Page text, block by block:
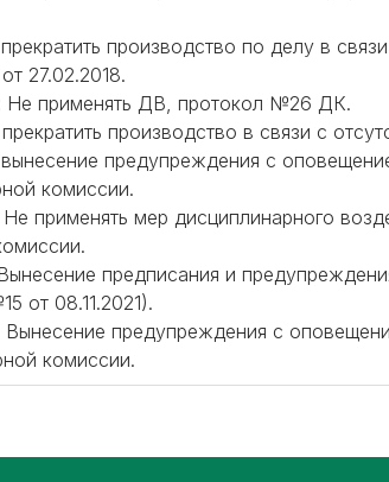
производство по делу в
27.02.2018.
Не применять ДВ, протокол №26 ДК.
производство в связи с
предупреждения с
комиссии.
применять мер дисциплинарного
предписания и
от 08.11.2021).
предупреждения с
комиссии.